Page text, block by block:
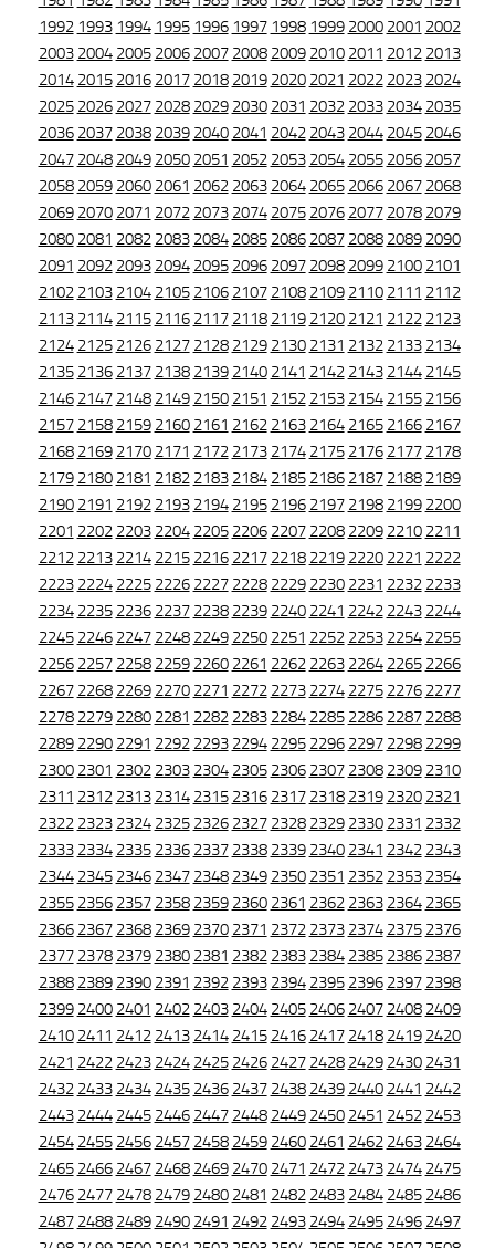
1992 1993 1994 1995 1996 1997 1998 1999 2000 2001 2002
2003 2004 2005 2006 2007 2008 2009 2010 2011 2012 2013
2014 2015 2016 2017 2018 2019 2020 2021 2022 2023 2024
2025 2026 2027 2028 2029 2030 2031 2032 2033 2034 2035
2036 2037 2038 2039 2040 2041 2042 2043 2044 2045 2046
2047 2048 2049 2050 2051 2052 2053 2054 2055 2056 2057
2058 2059 2060 2061 2062 2063 2064 2065 2066 2067 2068
2069 2070 2071 2072 2073 2074 2075 2076 2077 2078 2079
2080 2081 2082 2083 2084 2085 2086 2087 2088 2089 2090
2091 2092 2093 2094 2095 2096 2097 2098 2099 2100 2101
2102 2103 2104 2105 2106 2107 2108 2109 2110 2111 2112
2113 2114 2115 2116 2117 2118 2119 2120 2121 2122 2123
2124 2125 2126 2127 2128 2129 2130 2131 2132 2133 2134
2135 2136 2137 2138 2139 2140 2141 2142 2143 2144 2145
2146 2147 2148 2149 2150 2151 2152 2153 2154 2155 2156
2157 2158 2159 2160 2161 2162 2163 2164 2165 2166 2167
2168 2169 2170 2171 2172 2173 2174 2175 2176 2177 2178
2179 2180 2181 2182 2183 2184 2185 2186 2187 2188 2189
2190 2191 2192 2193 2194 2195 2196 2197 2198 2199 2200
2201 2202 2203 2204 2205 2206 2207 2208 2209 2210 2211
2212 2213 2214 2215 2216 2217 2218 2219 2220 2221 2222
2223 2224 2225 2226 2227 2228 2229 2230 2231 2232 2233
2234 2235 2236 2237 2238 2239 2240 2241 2242 2243 2244
2245 2246 2247 2248 2249 2250 2251 2252 2253 2254 2255
2256 2257 2258 2259 2260 2261 2262 2263 2264 2265 2266
2267 2268 2269 2270 2271 2272 2273 2274 2275 2276 2277
2278 2279 2280 2281 2282 2283 2284 2285 2286 2287 2288
2289 2290 2291 2292 2293 2294 2295 2296 2297 2298 2299
2300 2301 2302 2303 2304 2305 2306 2307 2308 2309 2310
2311 2312 2313 2314 2315 2316 2317 2318 2319 2320 2321
2322 2323 2324 2325 2326 2327 2328 2329 2330 2331 2332
2333 2334 2335 2336 2337 2338 2339 2340 2341 2342 2343
2344 2345 2346 2347 2348 2349 2350 2351 2352 2353 2354
2355 2356 2357 2358 2359 2360 2361 2362 2363 2364 2365
2366 2367 2368 2369 2370 2371 2372 2373 2374 2375 2376
2377 2378 2379 2380 2381 2382 2383 2384 2385 2386 2387
2388 2389 2390 2391 2392 2393 2394 2395 2396 2397 2398
2399 2400 2401 2402 2403 2404 2405 2406 2407 2408 2409
2410 2411 2412 2413 2414 2415 2416 2417 2418 2419 2420
2421 2422 2423 2424 2425 2426 2427 2428 2429 2430 2431
2432 2433 2434 2435 2436 2437 2438 2439 2440 2441 2442
2443 2444 2445 2446 2447 2448 2449 2450 2451 2452 2453
2454 2455 2456 2457 2458 2459 2460 2461 2462 2463 2464
2465 2466 2467 2468 2469 2470 2471 2472 2473 2474 2475
2476 2477 2478 2479 2480 2481 2482 2483 2484 2485 2486
2487 2488 2489 2490 2491 2492 2493 2494 2495 2496 2497